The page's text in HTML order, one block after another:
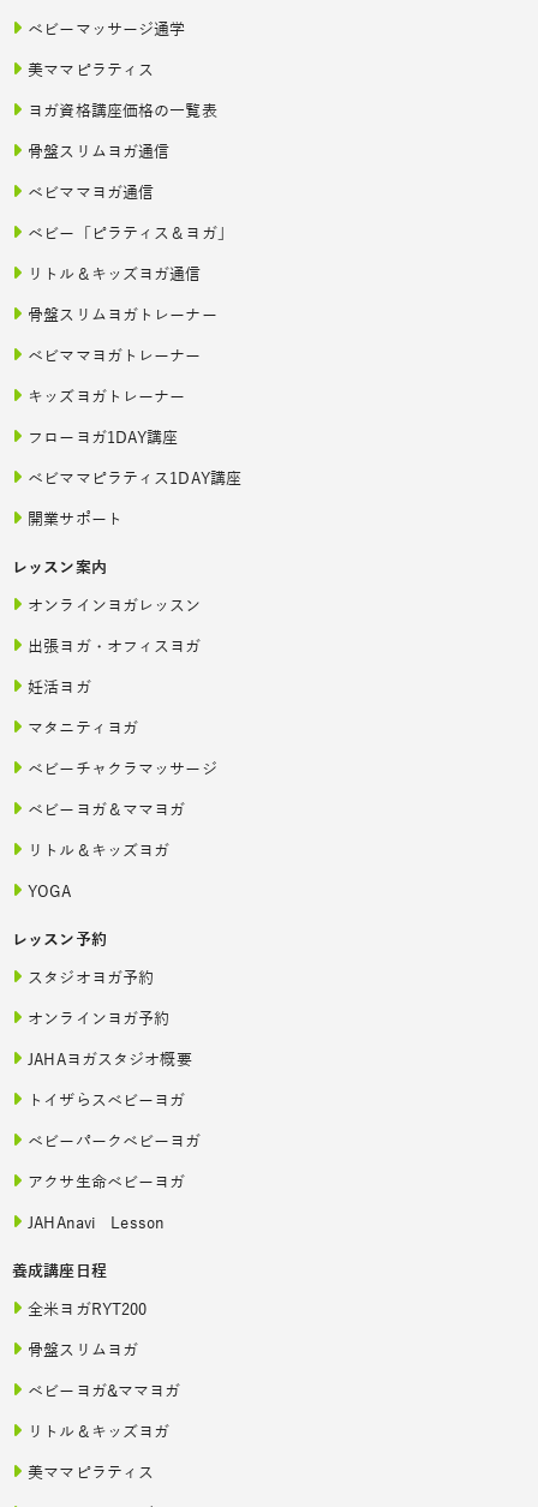
ベビーマッサージ通学
美ママピラティス
ヨガ資格講座価格の一覧表
骨盤スリムヨガ通信
ベビママヨガ通信
ベビー「ピラティス＆ヨガ」
リトル＆キッズヨガ通信
骨盤スリムヨガトレーナー
ベビママヨガトレーナー
キッズヨガトレーナー
フローヨガ1DAY講座
ベビママピラティス1DAY講座
開業サポート
レッスン案内
オンラインヨガレッスン
出張ヨガ・オフィスヨガ
妊活ヨガ
マタニティヨガ
ベビーチャクラマッサージ
ベビーヨガ＆ママヨガ
リトル＆キッズヨガ
YOGA
レッスン予約
スタジオヨガ予約
オンラインヨガ予約
JAHAヨガスタジオ概要
トイザらスベビーヨガ
ベビーパークベビーヨガ
アクサ生命ベビーヨガ
JAHAnavi Lesson
養成講座日程
全米ヨガRYT200
骨盤スリムヨガ
ベビーヨガ&ママヨガ
リトル＆キッズヨガ
美ママピラティス